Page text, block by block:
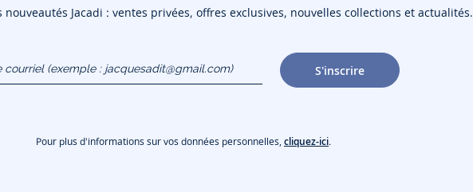
nouveautés Jacadi : ventes privées, offres exclusives, nouvelles collections et actualités.
S'inscrire
Pour plus d'informations sur vos données personnelles,cliquez-ici.